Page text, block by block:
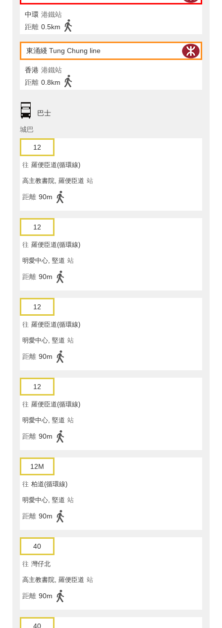
中環 港鐵站
距離 0.5km
東涌綫 Tung Chung line
香港 港鐵站
距離 0.8km
巴士
城巴
12
往 羅便臣道(循環線)
高主教書院, 羅便臣道 站
距離 90m
12
往 羅便臣道(循環線)
明愛中心, 堅道 站
距離 90m
12
往 羅便臣道(循環線)
明愛中心, 堅道 站
距離 90m
12
往 羅便臣道(循環線)
明愛中心, 堅道 站
距離 90m
12M
往 柏道(循環線)
明愛中心, 堅道 站
距離 90m
40
往 灣仔北
高主教書院, 羅便臣道 站
距離 90m
40